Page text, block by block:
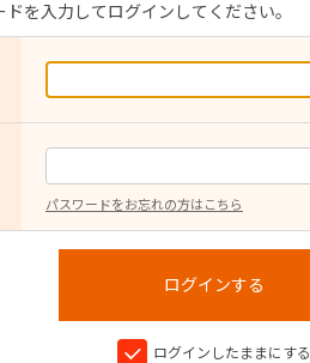
を入力してログインしてください。
パスワードをお忘れの方はこちら
ログインしたままにする